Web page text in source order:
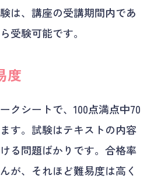
は、講座の受講期間内であ
受験可能です。
度
クシートで、100点満点中70
す。試験はテキストの内容
る問題ばかりです。合格率
が、それほど難易度は高く